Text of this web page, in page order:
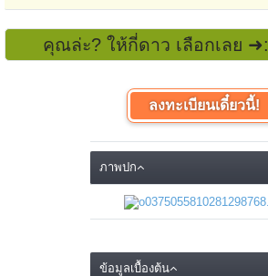
คุณล่ะ? ให้กี่ดาว เลือกเลย ➜:
ลงทะเบียนเดี๋ยวนี้!
ภาพปก
ข้อมูลเบื้องต้น